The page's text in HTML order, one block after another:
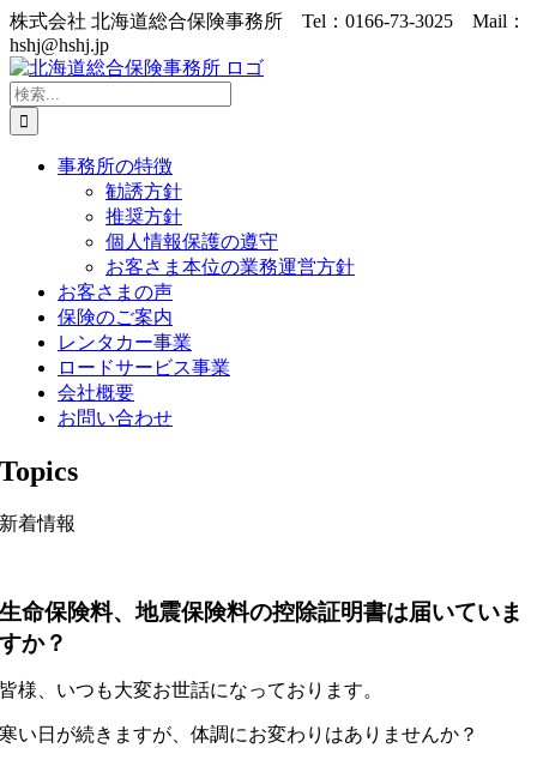
Skip
to
content
株式会社 北海道総合保険事務所 Tel：0166-73-3025 Mail：
hshj@hshj.jp
検
索
…
事務所の特徴
勧誘方針
推奨方針
個人情報保護の遵守
お客さま本位の業務運営方針
お客さまの声
保険のご案内
レンタカー事業
ロードサービス事業
会社概要
お問い合わせ
Topics
新着情報
生命保険料、地震保険料の控除証明書は届いていま
すか？
皆様、いつも大変お世話になっております。
寒い日が続きますが、体調にお変わりはありませんか？